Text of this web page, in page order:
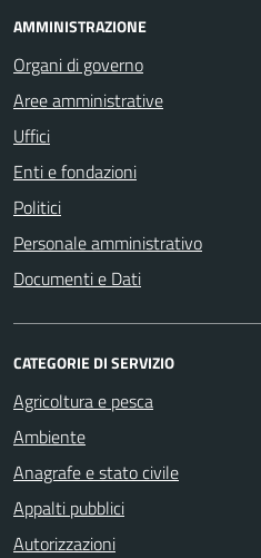
AMMINISTRAZIONE
Organi di governo
Aree amministrative
Uffici
Enti e fondazioni
Politici
Personale amministrativo
Documenti e Dati
CATEGORIE DI SERVIZIO
Agricoltura e pesca
Ambiente
Anagrafe e stato civile
Appalti pubblici
Autorizzazioni